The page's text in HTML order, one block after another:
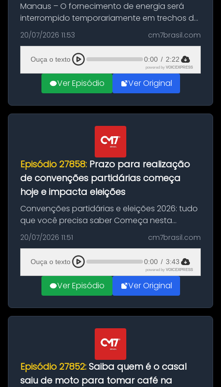
Manaus – O fornecimento de energia será
interrompido temporariamente em trechos de
sete bairros de Manaus nesta terça-feira (21).
A suspensão programada ocorrerá para a
execução de serviços de manuten...
20/07/2026 11:53 cm7brasil.com
Ouça o texto 0:00 / 2:22
powered by VOICEXPRESS
Ver Episódio Ver Original
Episódio 27858: Prazo para realização
de convenções partidárias começa
hoje e impacta eleições
Convenções partidárias e eleições 2026: tudo
que você precisa saber Começa nesta
segunda-feira e vai até 5 de agosto o prazo
para que partidos políticos e federações
partidárias realizem suas convençõ...
20/07/2026 11:51 cm7brasil.com
Ouça o texto 0:00 / 3:43
powered by VOICEXPRESS
Ver Episódio Ver Original
Episódio 27852: Saiba quem é o casal
saiu de moto para tomar café na